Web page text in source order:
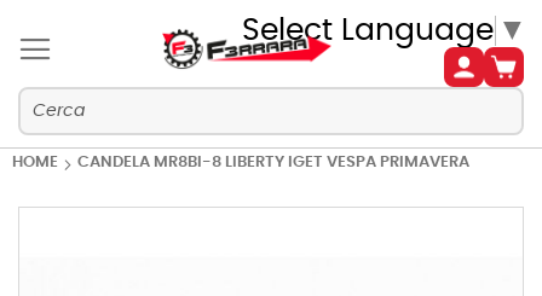
Select Language ▼
HOME CANDELA MR8BI-8 LIBERTY IGET VESPA PRIMAVERA